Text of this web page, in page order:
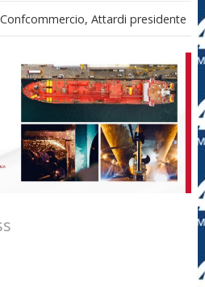
Attardi presidente